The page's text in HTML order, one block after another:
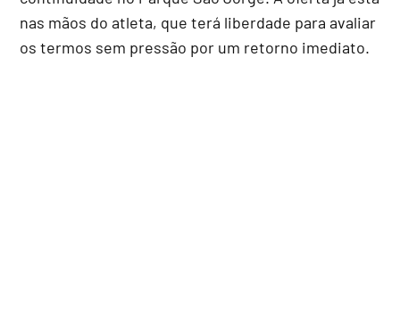
nas mãos do atleta, que terá liberdade para avaliar
os termos sem pressão por um retorno imediato.